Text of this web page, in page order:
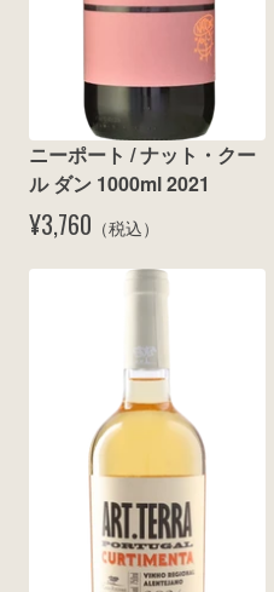
ニーポート / ナット・クー
ル ダン 1000ml 2021
¥3,760 （税込）